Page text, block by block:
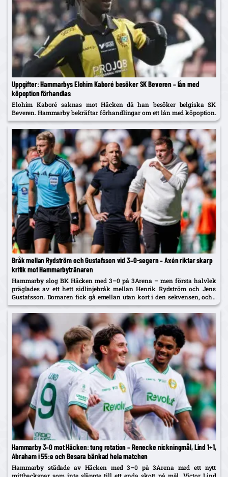
Uppgifter: Hammarbys Elohim Kaboré besöker SK Beveren – lån med
köpoption förhandlas
Elohim Kaboré saknas mot Häcken då han besöker belgiska SK
Beveren. Hammarby bekräftar förhandlingar om ett lån med köpoption.
Bråk mellan Rydström och Gustafsson vid 3–0-segern – Axén riktar skarp
kritik mot Hammarbytränaren
Hammarby slog BK Häcken med 3–0 på 3Arena – men första halvlek
präglades av ett hett sidlinjebråk mellan Henrik Rydström och Jens
Gustafsson. Domaren fick gå emellan utan kort i den sekvensen, och i
TV4:s sändning sågades Rydström av Alexander...
Hammarby 3–0 mot Häcken: tung rotation – Renecke nickningmål, Lind 1+1,
Abraham i 55:e och Besara bänkad hela matchen
Hammarby städade av Häcken med 3–0 på 3Arena med ett nytt